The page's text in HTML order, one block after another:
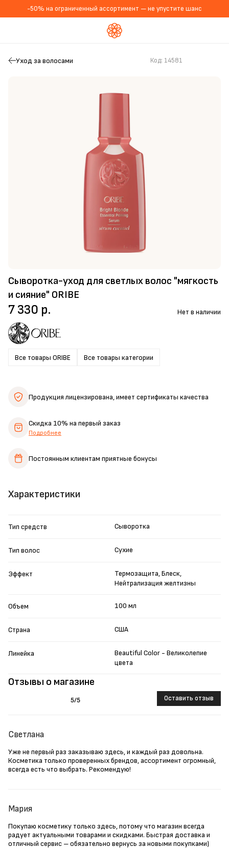
-50% на ограниченный ассортимент — не упустите шанс
Уход за волосами
Сыворотка-уход для светлых волос "мягкость
и сияние" ORIBE
Код: 14581
Все товары ORIBE Все товары категории
7 330 р. Нет в наличии
Отзывы о магазине
5/5 Оставить отзыв
Светлана
Уже не первый раз заказываю здесь, и каждый раз довольна.
Косметика только проверенных брендов, ассортимент огромный,
всегда есть что выбрать. Рекомендую!
Мария
Покупаю косметику только здесь, потому что магазин всегда
радует актуальными товарами и скидками. Быстрая доставка и
отличный сервис – обязательно вернусь за новыми покупками)
Характеристики
Тип средств Сыворотка
Тип волос Сухие
Эффект
Термозащита, Блеск,
Нейтрализация желтизны
Объем 100 мл
Страна США
Линейка
Beautiful Color - Великолепие
цвета
Продукция лицензирована,имеет сертификаты качества
Скидка 10% на первый заказ
Подробнее
Постоянным клиентам приятные бонусы